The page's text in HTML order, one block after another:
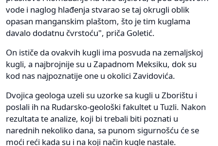
vode i naglog hlađenja stvarao se taj okrugli oblik
opasan manganskim plaštom, što je tim kuglama
davalo dodatnu čvrstoću", priča Goletić.
On ističe da ovakvih kugli ima posvuda na zemaljskoj
kugli, a najbrojnije su u Zapadnom Meksiku, dok su
kod nas najpoznatije one u okolici Zavidovića.
Dvojica geologa uzeli su uzorke sa kugli u Zborištu i
poslali ih na Rudarsko-geološki fakultet u Tuzli. Nakon
rezultata te analize, koji bi trebali biti poznati u
narednih nekoliko dana, sa punom sigurnošću će se
moći reći kada su i na koji način kugle nastale.